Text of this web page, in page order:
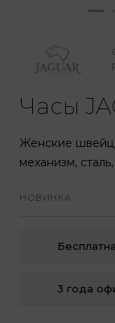
Часы
Женские
механизм,
НОВИНКА
3 года